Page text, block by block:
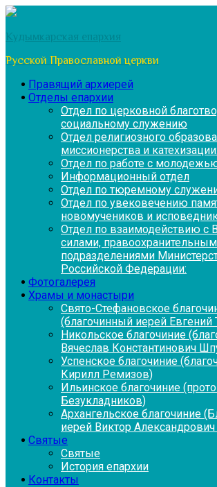
Перейти
содержимому
Кудымкарская епархия
Русской Православной церкви
Правящий архиерей
Отделы епархии
Отдел по церковной
социальному служению
Отдел религиозного
миссионерства и катехизации:
Отдел по работе с
Информационный отдел
Отдел по тюремному
Отдел по увековечению
новомучеников и
Отдел по взаимодействию с
силами,
подразделениями
Российской Федерации:
Фотогалерея
Храмы и монастыри
Свято-Стефановское
(благочинный иерей Евгений
Никольское благочиние
Вячеслав Константинович
Успенское благочиние
Кирилл Ремизов)
Ильинское благочиние
Безукладников)
Архангельское благочиние
иерей Виктор
Святые
Святые
История епархии
Контакты